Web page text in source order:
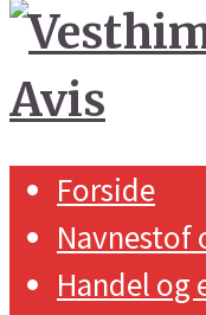
Forside
Navnestof
Handel og